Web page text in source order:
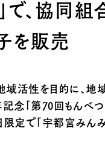
で、協同
を販売
域活性を目的に、地
「第70回もんべつ
限定で「宇都宮みん